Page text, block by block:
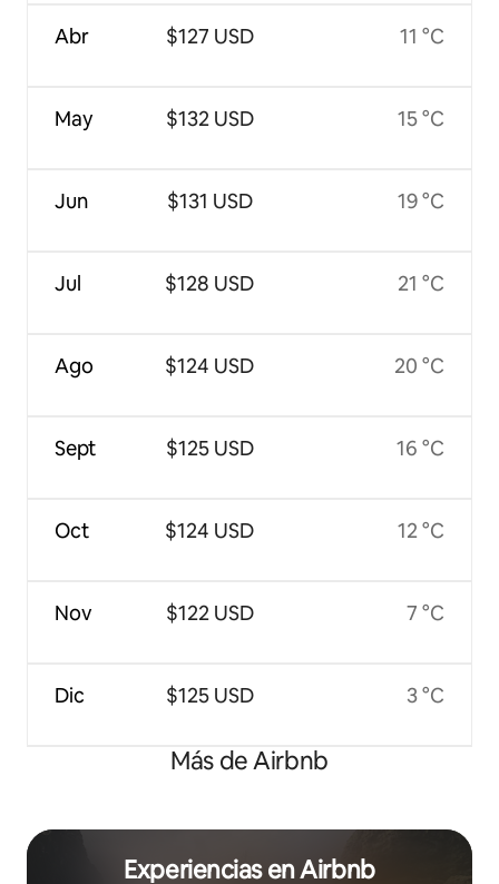
Abr
May
Jun
Jul
Ago
Sept
Oct
Nov
Dic
$127 USD
$132 USD
$131 USD
$128 USD
$124 USD
$125 USD
$124 USD
$122 USD
$125 USD
11 °C
15 °C
19 °C
21 °C
20 °C
16 °C
12 °C
7 °C
3 °C
Más de Airbnb
Experiencias en Airbnb